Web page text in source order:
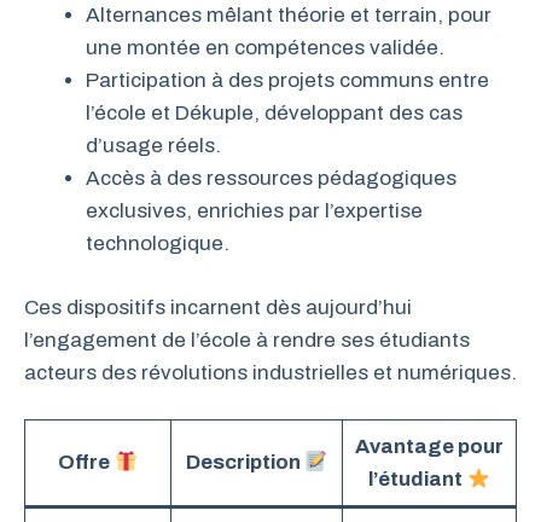
Alternances mêlant théorie et terrain, pour
une montée en compétences validée.
Participation à des projets communs entre
l’école et Dékuple, développant des cas
d’usage réels.
Accès à des ressources pédagogiques
exclusives, enrichies par l’expertise
technologique.
Ces dispositifs incarnent dès aujourd’hui
l’engagement de l’école à rendre ses étudiants
acteurs des révolutions industrielles et numériques.
Offre Description
Avantage pour
l’étudiant